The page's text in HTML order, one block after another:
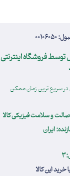
توسط فروشگاه اینترنتی
در سریع ترین زمان ممکن
اصالت و سلامت فیزیکی کالا
ایران